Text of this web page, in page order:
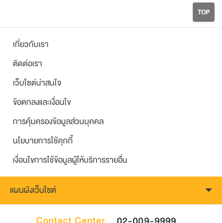
TOP
เกี่ยวกับเรา
ติดต่อเรา
เว็บไซต์น่าสนใจ
ข้อตกลงและเงื่อนไข
การคุ้มครองข้อมูลส่วนบุคคล
นโยบายการใช้คุกกี้
เงื่อนไขการใช้ข้อมูลผู้ให้บริการรายอื่น
แผนผังเว็บไซต์